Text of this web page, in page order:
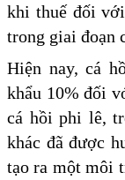
khi thuế đối
trong giai đoạn
Hiện nay, cá
khẩu 10% đối
cá hồi phi lê,
khác đã được
tạo ra một môi